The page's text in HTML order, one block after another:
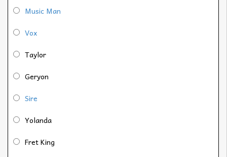
Music Man
Vox
Taylor
Geryon
Sire
Yolanda
Fret King